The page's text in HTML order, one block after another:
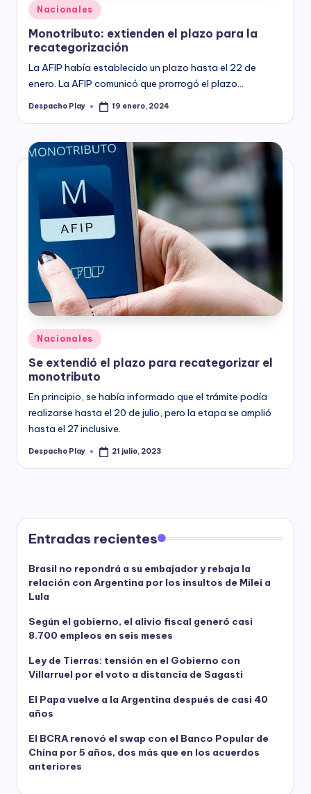
Posted
in
Nacionales
Monotributo: extienden el plazo para la
recategorización
La AFIP había establecido un plazo hasta el 22 de
enero. La AFIP comunicó que prorrogó el plazo…
Posted
Despacho Play 19 enero, 2024
Posted
in
Nacionales
Se extendió el plazo para recategorizar el
monotributo
En principio, se había informado que el trámite podía
realizarse hasta el 20 de julio, pero la etapa se amplió
hasta el 27 inclusive.
Posted
Despacho Play 21 julio, 2023
Entradas recientes
Brasil no repondrá a su embajador y rebaja la
relación con Argentina por los insultos de Milei a
Lula
Según el gobierno, el alivio fiscal generó casi
8.700 empleos en seis meses
Ley de Tierras: tensión en el Gobierno con
Villarruel por el voto a distancia de Sagasti
El Papa vuelve a la Argentina después de casi 40
años
El BCRA renovó el swap con el Banco Popular de
China por 5 años, dos más que en los acuerdos
anteriores